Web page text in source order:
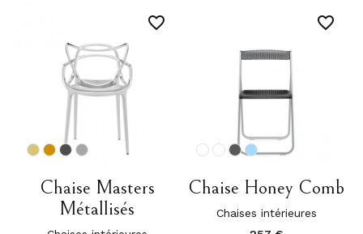
Chaise Masters
Métallisés
favorite_border
Chaise Honey Comb
Chaises intérieures
favorite_border